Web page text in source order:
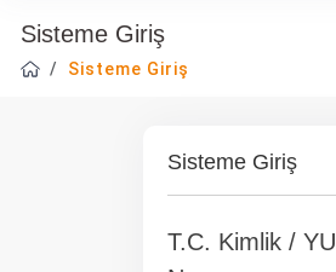
Sisteme Giriş
Sisteme Giriş
Sisteme Giriş
T.C. Kimlik / YU